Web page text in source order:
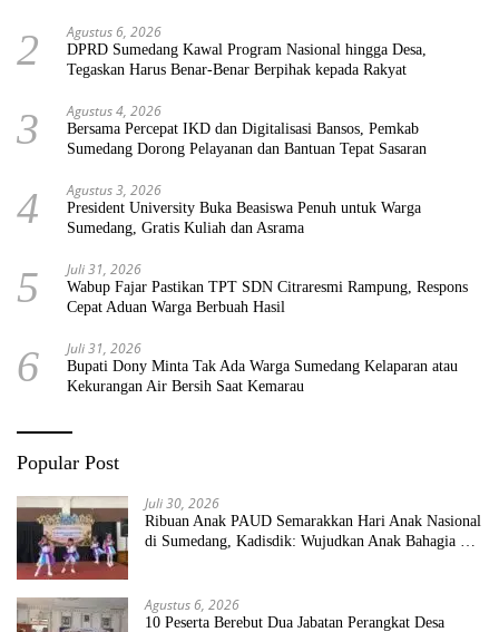
2 Agustus 6, 2026
DPRD Sumedang Kawal Program Nasional hingga Desa,
Tegaskan Harus Benar-Benar Berpihak kepada Rakyat
3 Agustus 4, 2026
Bersama Percepat IKD dan Digitalisasi Bansos, Pemkab
Sumedang Dorong Pelayanan dan Bantuan Tepat Sasaran
4 Agustus 3, 2026
President University Buka Beasiswa Penuh untuk Warga
Sumedang, Gratis Kuliah dan Asrama
5 Juli 31, 2026
Wabup Fajar Pastikan TPT SDN Citraresmi Rampung, Respons
Cepat Aduan Warga Berbuah Hasil
6 Juli 31, 2026
Bupati Dony Minta Tak Ada Warga Sumedang Kelaparan atau
Kekurangan Air Bersih Saat Kemarau
Popular Post
Juli 30, 2026
Ribuan Anak PAUD Semarakkan Hari Anak Nasional
di Sumedang, Kadisdik: Wujudkan Anak Bahagia dan
Agustus 6, 2026
10 Peserta Berebut Dua Jabatan Perangkat Desa